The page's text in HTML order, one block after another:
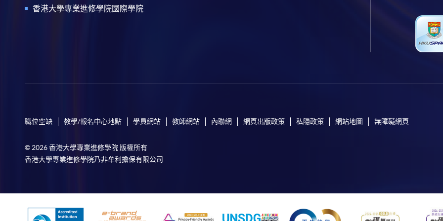
香港大學專業進修學院國際學院
職位空缺 教學/報名中心地點 學員網站 教師網站 內聯網 網頁出版政策 私隱政策 網站地圖 無障礙網頁
© 2026 香港大學專業進修學院 版權所有
香港大學專業進修學院乃非牟利擔保有限公司